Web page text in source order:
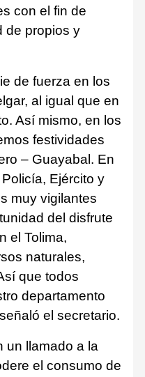
con el fin de
de propios y
de fuerza en los
al igual que en
Así mismo, en los
festividades
– Guayabal. En
Ejército y
muy vigilantes
del disfrute
el Tolima,
naturales,
que todos
departamento
el secretario.
un llamado a la
el consumo de